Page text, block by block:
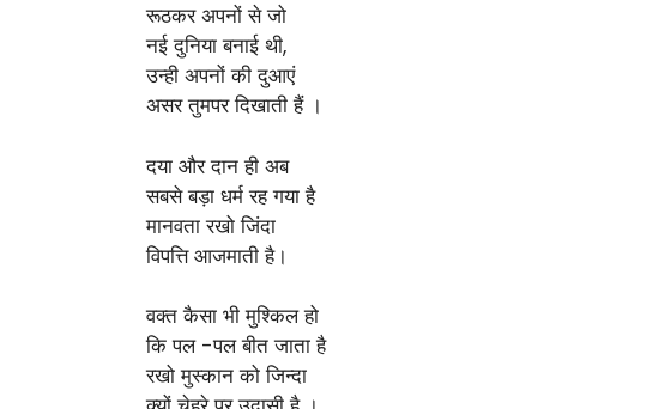
रूठकर अपनों से जो
नई दुनिया बनाई थी,
उन्ही अपनों की दुआएं
असर तुमपर दिखाती हैं ।
दया और दान ही अब
सबसे बड़ा धर्म रह गया है
मानवता रखो जिंदा
विपत्ति आजमाती है।
वक्त कैसा भी मुश्किल हो
कि पल -पल बीत जाता है
रखो मुस्कान को जिन्दा